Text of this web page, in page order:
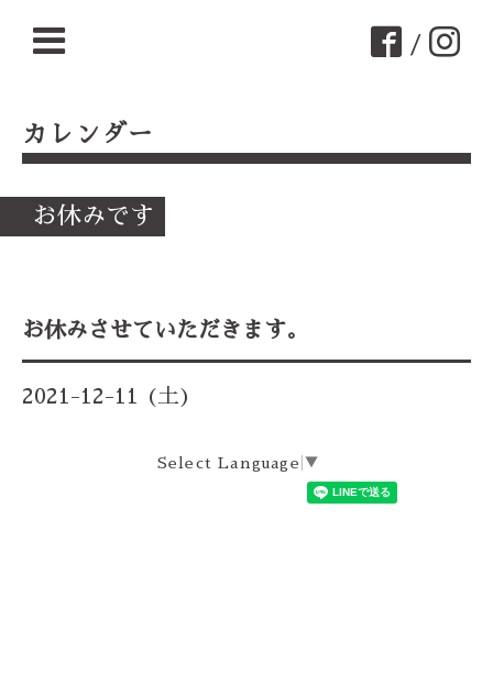
/
カレンダー
お休みです
お休みさせていただきます。
2021-12-11 (土)
Select Language ▼